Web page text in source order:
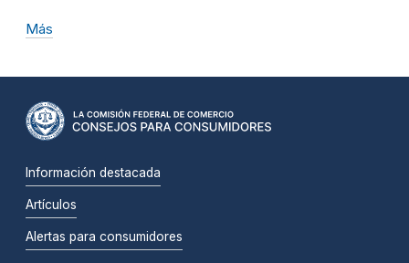
Más
Información destacada
Artículos
Alertas para consumidores